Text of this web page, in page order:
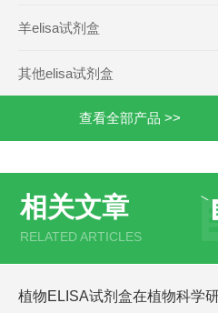
羊elisa试剂盒
其他elisa试剂盒
查看全部产品 >>
相关文章
RELATED ARTICLES